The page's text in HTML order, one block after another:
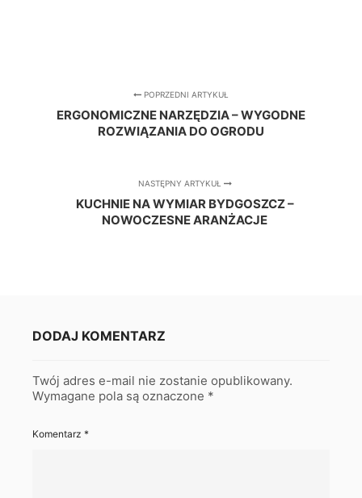
POPRZEDNI ARTYKUŁ
ERGONOMICZNE NARZĘDZIA – WYGODNE
ROZWIĄZANIA DO OGRODU
NASTĘPNY ARTYKUŁ
KUCHNIE NA WYMIAR BYDGOSZCZ –
NOWOCZESNE ARANŻACJE
DODAJ KOMENTARZ
Twój adres e-mail nie zostanie opublikowany.
Wymagane pola są oznaczone *
Komentarz *